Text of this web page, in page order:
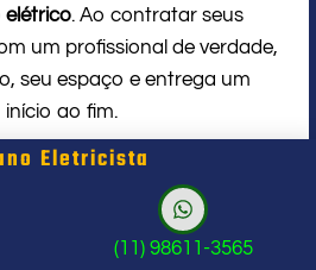
elétrico. Ao contratar seus
um profissional de verdade,
seu espaço e entrega um
ao fim.
sinais que
chamar um
Eletricista
(11) 98611-3565